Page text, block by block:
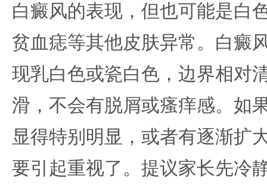
白癜风的表现，但也可能是白
贫血痣等其他皮肤异常。白癜
现乳白色或瓷白色，边界相对
滑，不会有脱屑或瘙痒感。如
显得特别明显，或者有逐渐扩
要引起重视了。提议家长先冷